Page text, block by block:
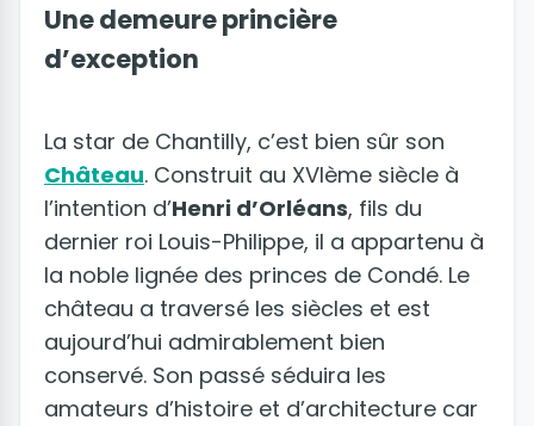
Une demeure princière
d’exception
La star de Chantilly, c’est bien sûr son
Château. Construit au XVIème siècle à
l’intention d’Henri d’Orléans, fils du
dernier roi Louis-Philippe, il a appartenu à
la noble lignée des princes de Condé. Le
château a traversé les siècles et est
aujourd’hui admirablement bien
conservé. Son passé séduira les
amateurs d’histoire et d’architecture car